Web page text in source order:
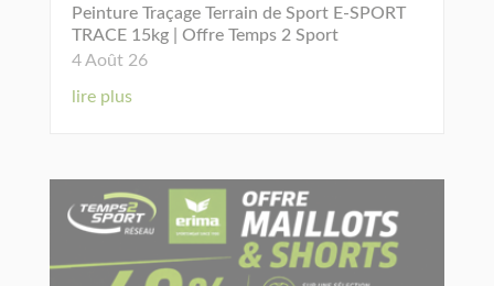
Peinture Traçage Terrain de Sport E-SPORT
TRACE 15kg | Offre Temps 2 Sport
4 Août 26
lire plus